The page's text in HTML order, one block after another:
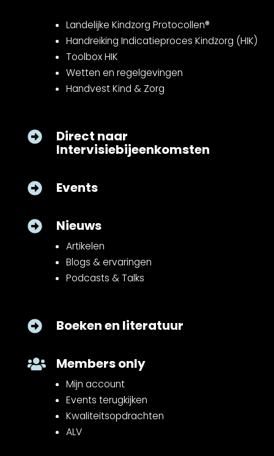
Landelijke Kindzorg Protocollen®
Handreiking Indicatieproces Kindzorg (HIK)
Toolbox HIK
Wetten en regelgevingen
Handvest Kind & Zorg
 Direct naar
Intervisiebijeenkomsten
 Events
 Nieuws
Artikelen
Blogs & ervaringen
Podcasts & Talks
 Boeken en literatuur
 Members only
Mijn account
Events terugkijken
Kwaliteitsopdrachten
ALV